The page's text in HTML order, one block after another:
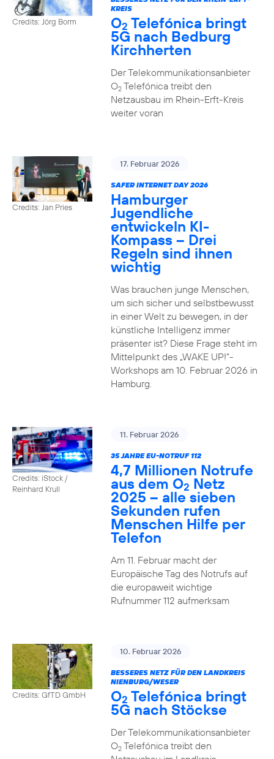
Credits: Jörg Borm
KREIS
O2 Telefónica bringt
5G nach Bedburg
Kirchherten
Der Telekommunikationsanbieter
O2Telefónica treibt den
Netzausbau im Rhein-Erft-Kreis
weiter voran
Credits: Jan Pries
17. Februar 2026
SAFER INTERNET DAY 2026
Hamburger
Jugendliche
entwickeln KI-
Kompass – Drei
Regeln sind ihnen
wichtig
Was brauchen junge Menschen,
um sich sicher und selbstbewusst
in einer Welt zu bewegen, in der
künstliche Intelligenz immer
präsenter ist? Diese Frage steht im
Mittelpunkt des „WAKE UP!“-
Workshops am 10. Februar 2026 in
Hamburg.
Credits: iStock /
Reinhard Krull
11. Februar 2026
35 JAHRE EU-NOTRUF 112
4,7 Millionen Notrufe
aus dem O2 Netz
2025 – alle sieben
Sekunden rufen
Menschen Hilfe per
Telefon
Am 11. Februar macht der
Europäische Tag des Notrufs auf
die europaweit wichtige
Rufnummer 112 aufmerksam
Credits: GfTD GmbH
10. Februar 2026
BESSERES NETZ FÜR DEN LANDKREIS
NIENBURG/WESER
O2 Telefónica bringt
5G nach Stöckse
Der Telekommunikationsanbieter
O2Telefónica treibt den